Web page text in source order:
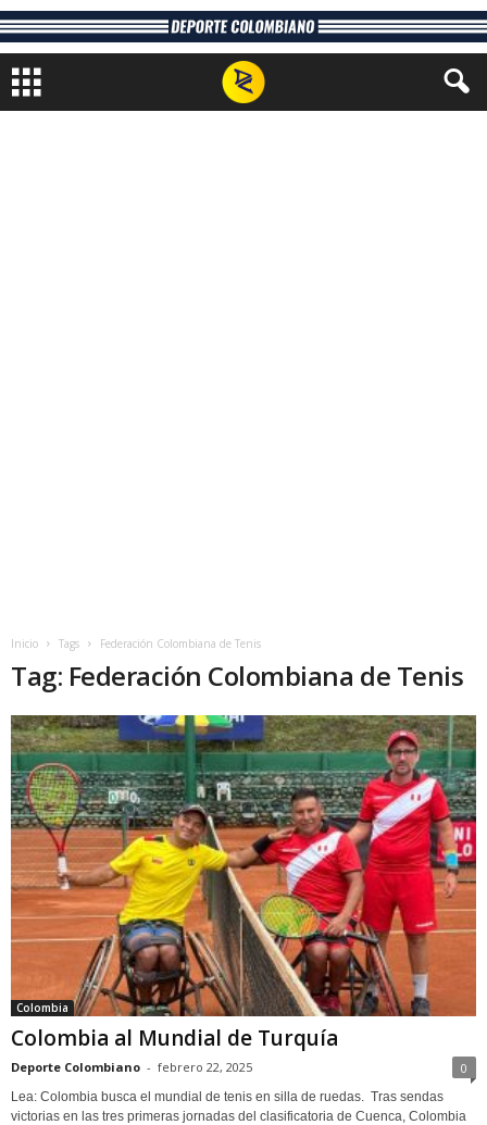
Inicio Tags Federación Colombiana de Tenis
Tag: Federación Colombiana de Tenis
Colombia
Colombia al Mundial de Turquía
Deporte Colombiano - febrero 22, 2025 0
Lea: Colombia busca el mundial de tenis en silla de ruedas. Tras sendas
victorias en las tres primeras jornadas del clasificatoria de Cuenca, Colombia